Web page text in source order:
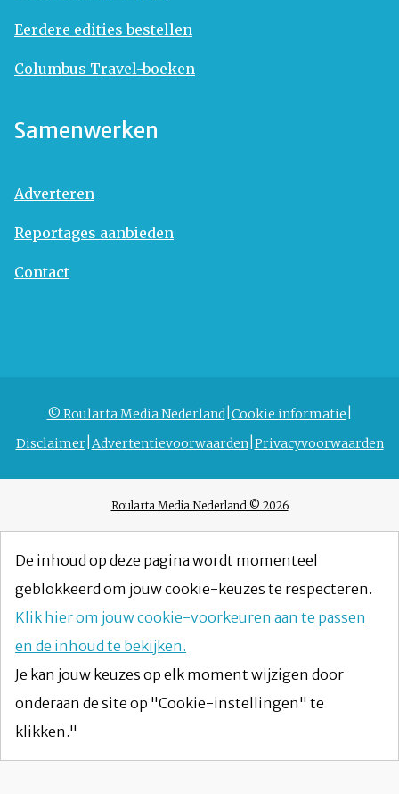
Eerdere edities bestellen
Columbus Travel-boeken
Samenwerken
Adverteren
Reportages aanbieden
Contact
© Roularta Media Nederland Cookie informatie
Disclaimer Advertentievoorwaarden Privacyvoorwaarden
Roularta Media Nederland © 2026
De inhoud op deze pagina wordt momenteel
geblokkeerd om jouw cookie-keuzes te respecteren.
Klik hier om jouw cookie-voorkeuren aan te passen
en de inhoud te bekijken.
Je kan jouw keuzes op elk moment wijzigen door
onderaan de site op "Cookie-instellingen" te
klikken."